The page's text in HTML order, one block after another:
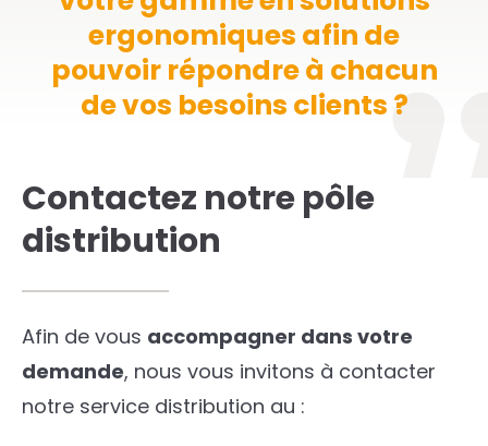
ergonomiques afin de
pouvoir répondre à chacun
de vos besoins clients ?
Contactez notre pôle
distribution
Afin de vous accompagner dans votre
demande, nous vous invitons à contacter
notre service distribution au :